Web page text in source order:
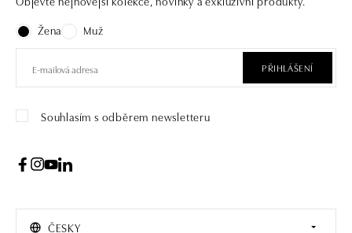
Žena
Muž
PŘIHLÁŠENÍ
Souhlasím s odběrem newsletteru
ČESKY